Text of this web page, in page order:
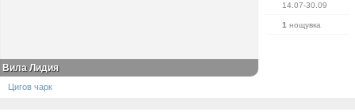
14.07-30.09
1 нощувка
Вила Лидия
Цигов чарк